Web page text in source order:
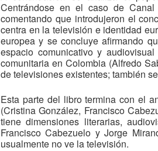
Centrándose en el caso de
comentando que introdujeron el
centra en la televisión e identidad
europea y se concluye afirmando
espacio comunicativo y
comunitaria en Colombia (Alfredo
de televisiones existentes; también
Esta parte del libro termina con el
(Cristina González, Francisco
tiene dimensiones literarias,
Francisco Cabezuelo y Jorge
usualmente no ve la televisión.